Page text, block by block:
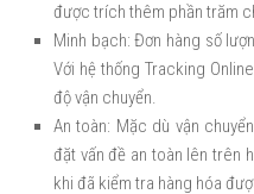
được trích thêm phần trăm
Minh bạch: Đơn hàng số
Với hệ thống Tracking
độ vận chuyển.
An toàn: Mặc dù vận
đặt vấn đề an toàn lên trên
khi đã kiểm tra hàng hóa